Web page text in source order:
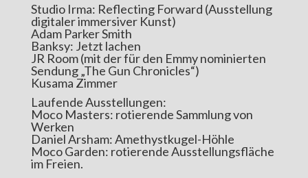
Studio Irma: Reflecting Forward (Ausstellung
digitaler immersiver Kunst)
Adam Parker Smith
Banksy: Jetzt lachen
JR Room (mit der für den Emmy nominierten
Sendung „The Gun Chronicles“)
Kusama Zimmer
Laufende Ausstellungen:
Moco Masters: rotierende Sammlung von
Werken
Daniel Arsham: Amethystkugel-Höhle
Moco Garden: rotierende Ausstellungsfläche
im Freien.